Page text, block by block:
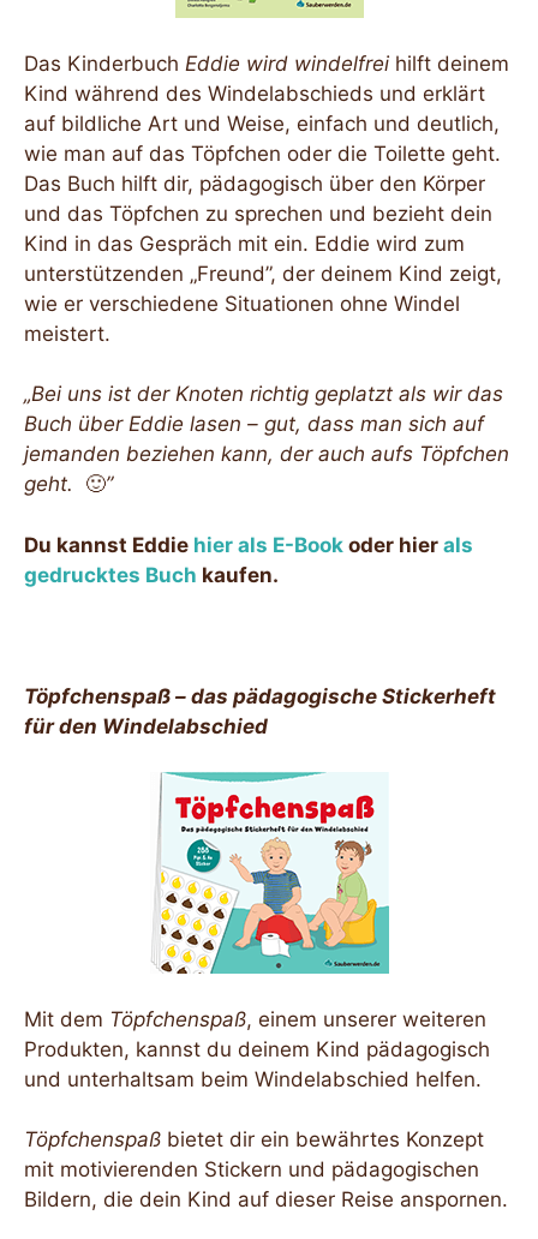
Das Kinderbuch Eddie wird windelfrei hilft deinem
Kind während des Windelabschieds und erklärt
auf bildliche Art und Weise, einfach und deutlich,
wie man auf das Töpfchen oder die Toilette geht.
Das Buch hilft dir, pädagogisch über den Körper
und das Töpfchen zu sprechen und bezieht dein
Kind in das Gespräch mit ein. Eddie wird zum
unterstützenden „Freund”, der deinem Kind zeigt,
wie er verschiedene Situationen ohne Windel
meistert.
„Bei uns ist der Knoten richtig geplatzt als wir das
Buch über Eddie lasen – gut, dass man sich auf
jemanden beziehen kann, der auch aufs Töpfchen
geht.
🙂”
Du kannst Eddie hier als E-Book oder hier als
gedrucktes Buch kaufen.
Töpfchenspaß – das pädagogische Stickerheft
für den Windelabschied
Mit dem Töpfchenspaß, einem unserer weiteren
Produkten, kannst du deinem Kind pädagogisch
und unterhaltsam beim Windelabschied helfen.
Töpfchenspaß bietet dir ein bewährtes Konzept
mit motivierenden Stickern und pädagogischen
Bildern, die dein Kind auf dieser Reise anspornen.